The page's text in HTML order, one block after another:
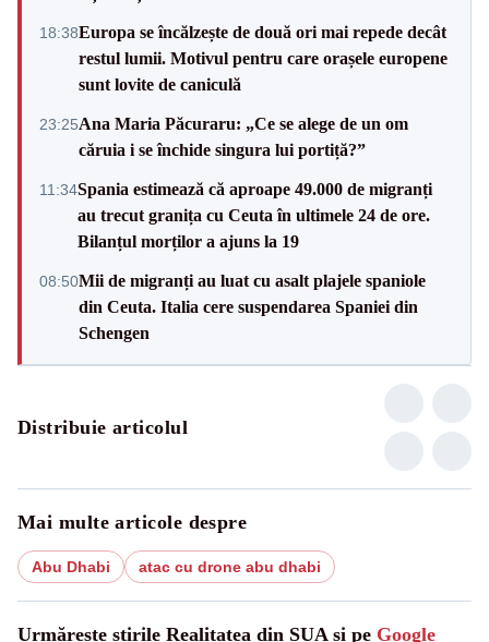
18:38Europa se încălzește de două ori mai repede decât
restul lumii. Motivul pentru care orașele europene
sunt lovite de caniculă
23:25Ana Maria Păcuraru: „Ce se alege de un om
căruia i se închide singura lui portiță?”
11:34Spania estimează că aproape 49.000 de migranți
au trecut granița cu Ceuta în ultimele 24 de ore.
Bilanțul morților a ajuns la 19
08:50Mii de migranți au luat cu asalt plajele spaniole
din Ceuta. Italia cere suspendarea Spaniei din
Schengen
Distribuie articolul
Mai multe articole despre
Abu Dhabi atac cu drone abu dhabi
Urmărește știrile Realitatea din SUA și pe Google